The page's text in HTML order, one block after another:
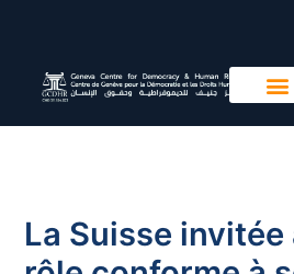
La Suisse invitée